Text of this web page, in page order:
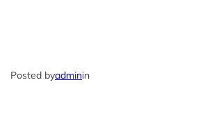
Posted byadminin